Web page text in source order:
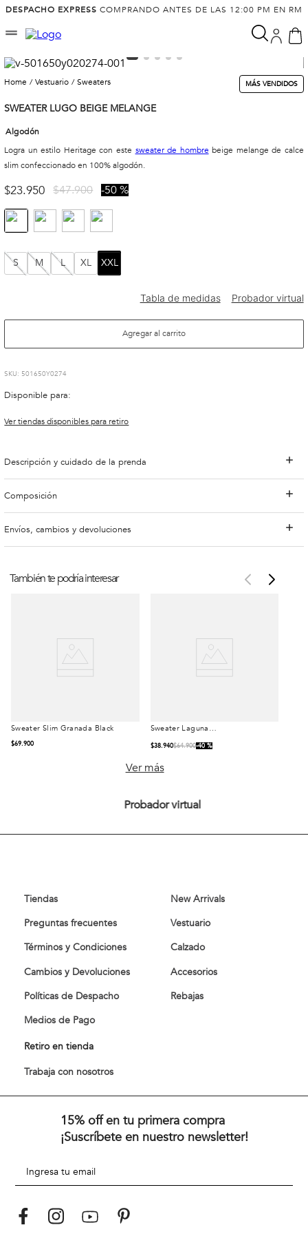
DESPACHO EXPRESS COMPRANDO ANTES DE LAS 12:00 PM EN RM
vestuario sweaters MÁS VENDIDOS
SWEATER LUGO BEIGE MELANGE
Algodón
Logra un estilo Heritage con este sweater de hombre beige melange de calce
slim confeccionado en 100% algodón.
$23.950 $47.900 50 %
S M L XL XXL
Agregar al carrito
: 501650Y0274
Disponible para:
Ver tiendas disponibles para retiro
Descripción y cuidado de la prenda
Composición
Envíos, cambios y devoluciones
También te podría interesar
Sweater Slim Granada Black
$69.900
Sweater Laguna
$38.940$64.900 40 %
Ver más
Probador virtual
Tiendas
Preguntas frecuentes
Términos y Condiciones
Cambios y Devoluciones
Políticas de Despacho
Medios de Pago
Retiro en tienda
Trabaja con nosotros
New Arrivals
Vestuario
Calzado
Accesorios
Rebajas
15% off en tu primera compra
¡Suscríbete en nuestro newsletter!